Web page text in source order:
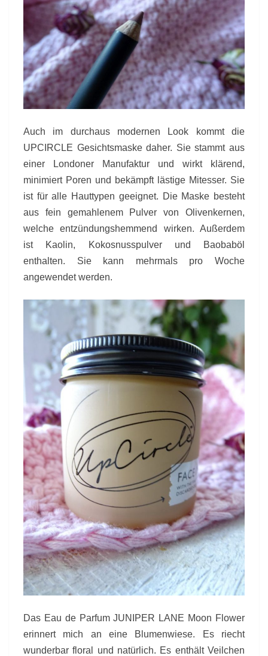
Auch im durchaus modernen Look kommt die
UPCIRCLE Gesichtsmaske daher. Sie stammt aus
einer Londoner Manufaktur und wirkt klärend,
minimiert Poren und bekämpft lästige Mitesser. Sie
ist für alle Hauttypen geeignet. Die Maske besteht
aus fein gemahlenem Pulver von Olivenkernen,
welche entzündungshemmend wirken. Außerdem
ist Kaolin, Kokosnusspulver und Baobaböl
enthalten. Sie kann mehrmals pro Woche
angewendet werden.
Das Eau de Parfum JUNIPER LANE Moon Flower
erinnert mich an eine Blumenwiese. Es riecht
wunderbar floral und natürlich. Es enthält Veilchen